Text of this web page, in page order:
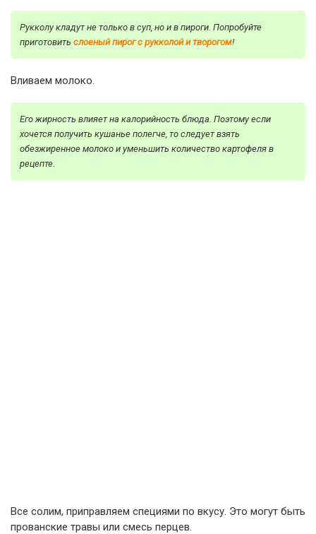
Рукколу кладут не только в суп, но и в пироги. Попробуйте
приготовить слоеный пирог с рукколой и творогом!
Вливаем молоко.
Его жирность влияет на калорийность блюда. Поэтому если
хочется получить кушанье полегче, то следует взять
обезжиренное молоко и уменьшить количество картофеля в
рецепте.
Все солим, приправляем специями по вкусу. Это могут быть
прованские травы или смесь перцев.